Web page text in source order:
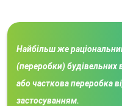
Найбільш же
(переробки) будівельних
або часткова переробка
застосуванням.